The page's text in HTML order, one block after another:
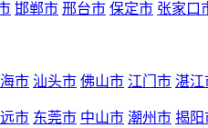
邯郸市 邢台市 保定市 张家口
市 汕头市 佛山市 江门市 湛江
市 东莞市 中山市 潮州市 揭阳